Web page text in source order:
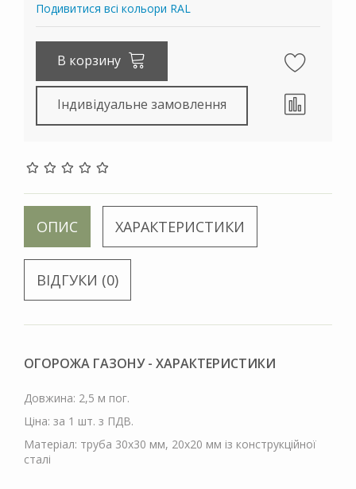
Подивитися всі кольори RAL
В корзину
Індивідуальне замовлення
ОПИС ХАРАКТЕРИСТИКИ
ВІДГУКИ (0)
ОГОРОЖА ГАЗОНУ - ХАРАКТЕРИСТИКИ
Довжина: 2,5 м пог.
Ціна: за 1 шт. з ПДВ.
Матеріал: труба 30х30 мм, 20х20 мм із конструкційної
сталі